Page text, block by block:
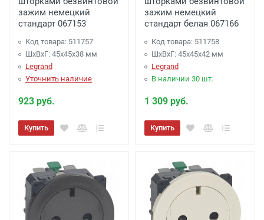
зажим немецкий
стандарт 067153
Код товара: 511757
ШхВхГ: 45x45x38 мм
Legrand
Уточнить наличие
923 руб.
Купить
зажим немецкий
стандарт белая 067166
Код товара: 511758
ШхВхГ: 45x45x42 мм
Legrand
В наличии 30 шт.
1 309 руб.
Купить